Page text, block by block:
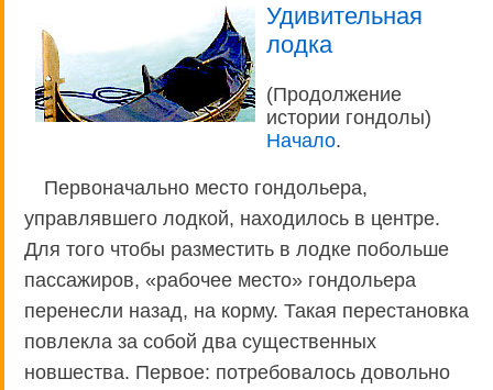
Удивительная
лодка
(Продолжение
истории гондолы)
Начало.
Первоначально место гондольера,
управлявшего лодкой, находилось в центре.
Для того чтобы разместить в лодке побольше
пассажиров, «рабочее место» гондольера
перенесли назад, на корму. Такая перестановка
повлекла за собой два существенных
новшества. Первое: потребовалось довольно